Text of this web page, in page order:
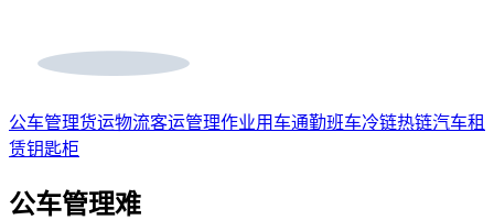
公车管理货运物流客运管理作业用车通勤班车冷链热链汽车租
赁钥匙柜
公车管理难